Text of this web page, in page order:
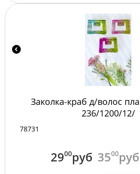
Заколка-краб д/волос
236/1200/12/
78731
2900руб 3500руб